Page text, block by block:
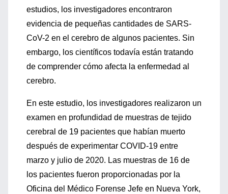
estudios, los investigadores encontraron
evidencia de pequeñas cantidades de SARS-
CoV-2 en el cerebro de algunos pacientes. Sin
embargo, los científicos todavía están tratando
de comprender cómo afecta la enfermedad al
cerebro.
En este estudio, los investigadores realizaron un
examen en profundidad de muestras de tejido
cerebral de 19 pacientes que habían muerto
después de experimentar COVID-19 entre
marzo y julio de 2020. Las muestras de 16 de
los pacientes fueron proporcionadas por la
Oficina del Médico Forense Jefe en Nueva York,